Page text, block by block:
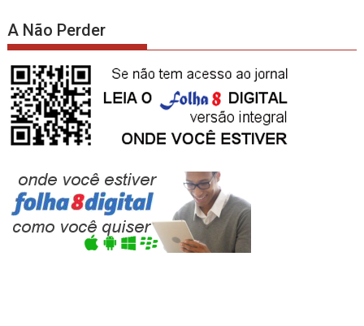
A Não Perder